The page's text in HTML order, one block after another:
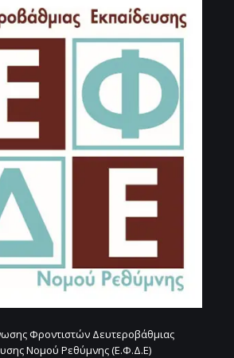
Φροντιστών Δευτεροβάθμιας
Νομού Ρεθύμνης (Ε.Φ.Δ.Ε)